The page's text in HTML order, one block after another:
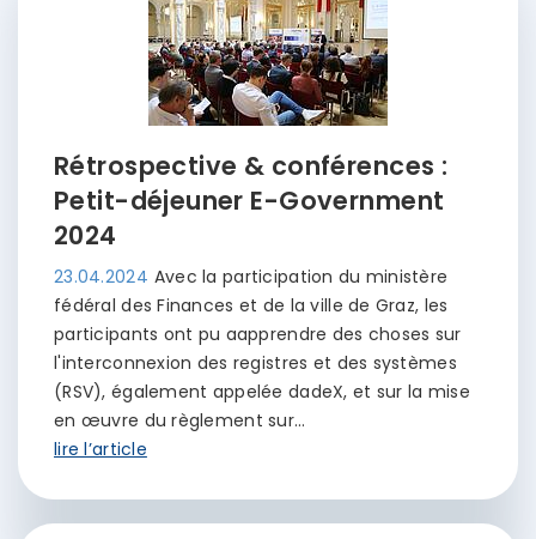
Rétrospective & conférences :
Petit-déjeuner E-Government
2024
23.04.2024 Avec la participation du ministère
fédéral des Finances et de la ville de Graz, les
participants ont pu aapprendre des choses sur
l'interconnexion des registres et des systèmes
(RSV), également appelée dadeX, et sur la mise
en œuvre du règlement sur…
lire l’article